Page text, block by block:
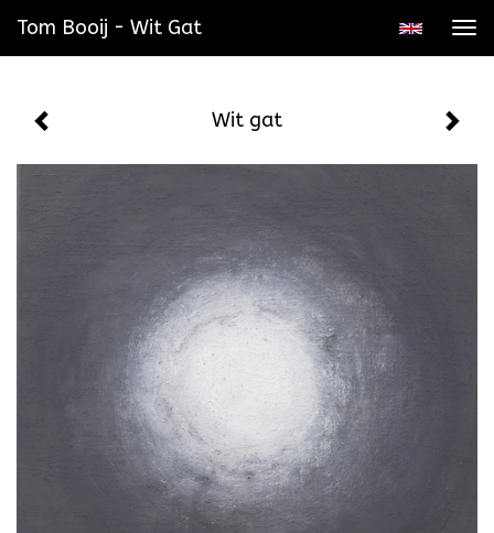
Tom Booij - Wit Gat
Wit gat